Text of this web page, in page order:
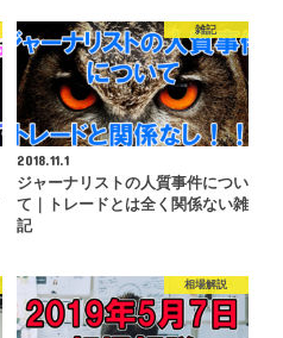
雑記
2018.11.1
ジャーナリストの人質事件につい
て｜トレードとは全く関係ない雑
記
相場解説